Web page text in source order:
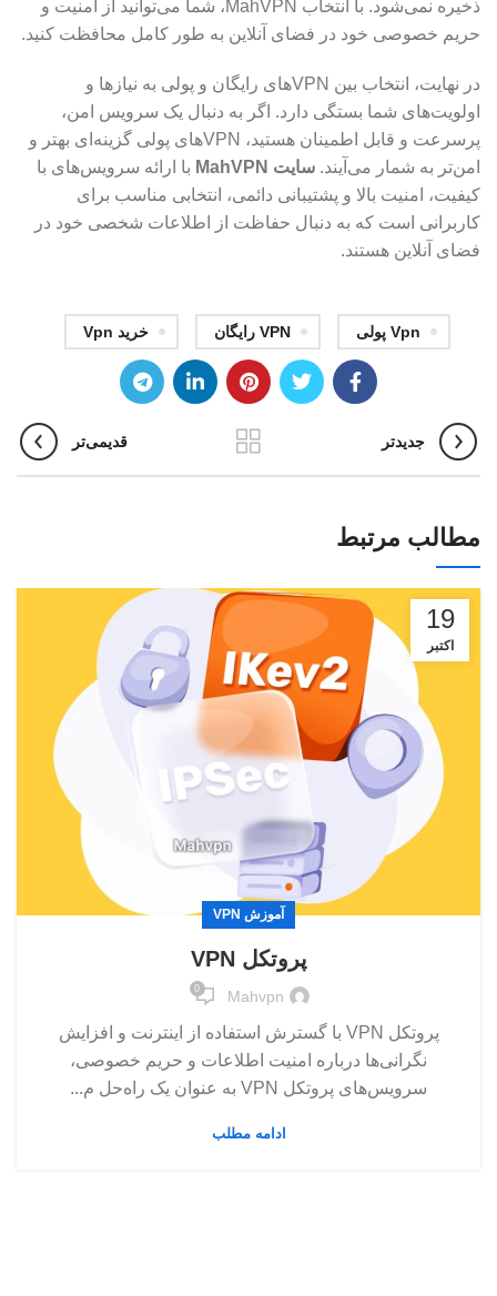
ذخیره نمی‌شود. با انتخاب MahVPN، شما می‌توانید از امنیت و
حریم خصوصی خود در فضای آنلاین به طور کامل محافظت کنید.
در نهایت، انتخاب بین VPN‌های رایگان و پولی به نیازها و
اولویت‌های شما بستگی دارد. اگر به دنبال یک سرویس امن،
پرسرعت و قابل اطمینان هستید، VPN‌های پولی گزینه‌ای بهتر و
امن‌تر به شمار می‌آیند. سایت MahVPN
با ارائه سرویس‌های با
کیفیت، امنیت بالا و پشتیبانی دائمی، انتخابی مناسب برای
کاربرانی است که به دنبال حفاظت از اطلاعات شخصی خود در
فضای آنلاین هستند.
Vpn پولی VPN رایگان خرید Vpn
جدیدتر قدیمی‌تر
مطالب مرتبط
19
اکتبر
آموزش VPN
پروتکل VPN
Mahvpn
0
پروتکل VPN با گسترش استفاده از اینترنت و افزایش
نگرانی‌ها درباره امنیت اطلاعات و حریم خصوصی،
سرویس‌های پروتکل VPN به عنوان یک راه‌حل م...
ادامه مطلب